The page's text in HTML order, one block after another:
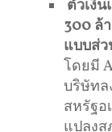
ตั๋วเงิ
300 ล้
แบบส่
โดยมี
บริษัท
สหรัฐอ
แปลง